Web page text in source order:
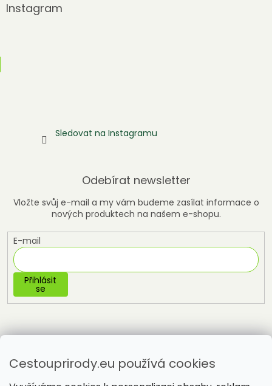
Cestouprirody.eu používá cookies
Instagram
Sledovat na Instagramu
Odebírat newsletter
Vložte svůj e-mail a my vám budeme zasílat informace o
nových produktech na našem e-shopu.
E-mail
Přihlásit
se